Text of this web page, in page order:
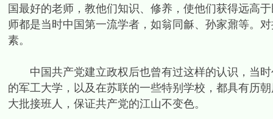
国最好的老师，教他们知识、修养，使他们获得远高
师都是当时中国第一流学者，如翁同龢、孙家鼐等。
素。
中国共产党建立政权后也曾有过这样的认识，当时
的军工大学，以及在苏联的一些特别学校，都具有历
大批接班人，保证共产党的江山不变色。